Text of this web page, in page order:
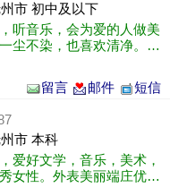
州市 初中及以下
听音乐，会为爱的人做美
尘不染，也喜欢清净。喜
留言
邮件 短信
州市 本科
爱好文学，音乐，美术，
女性。外表美丽端庄优